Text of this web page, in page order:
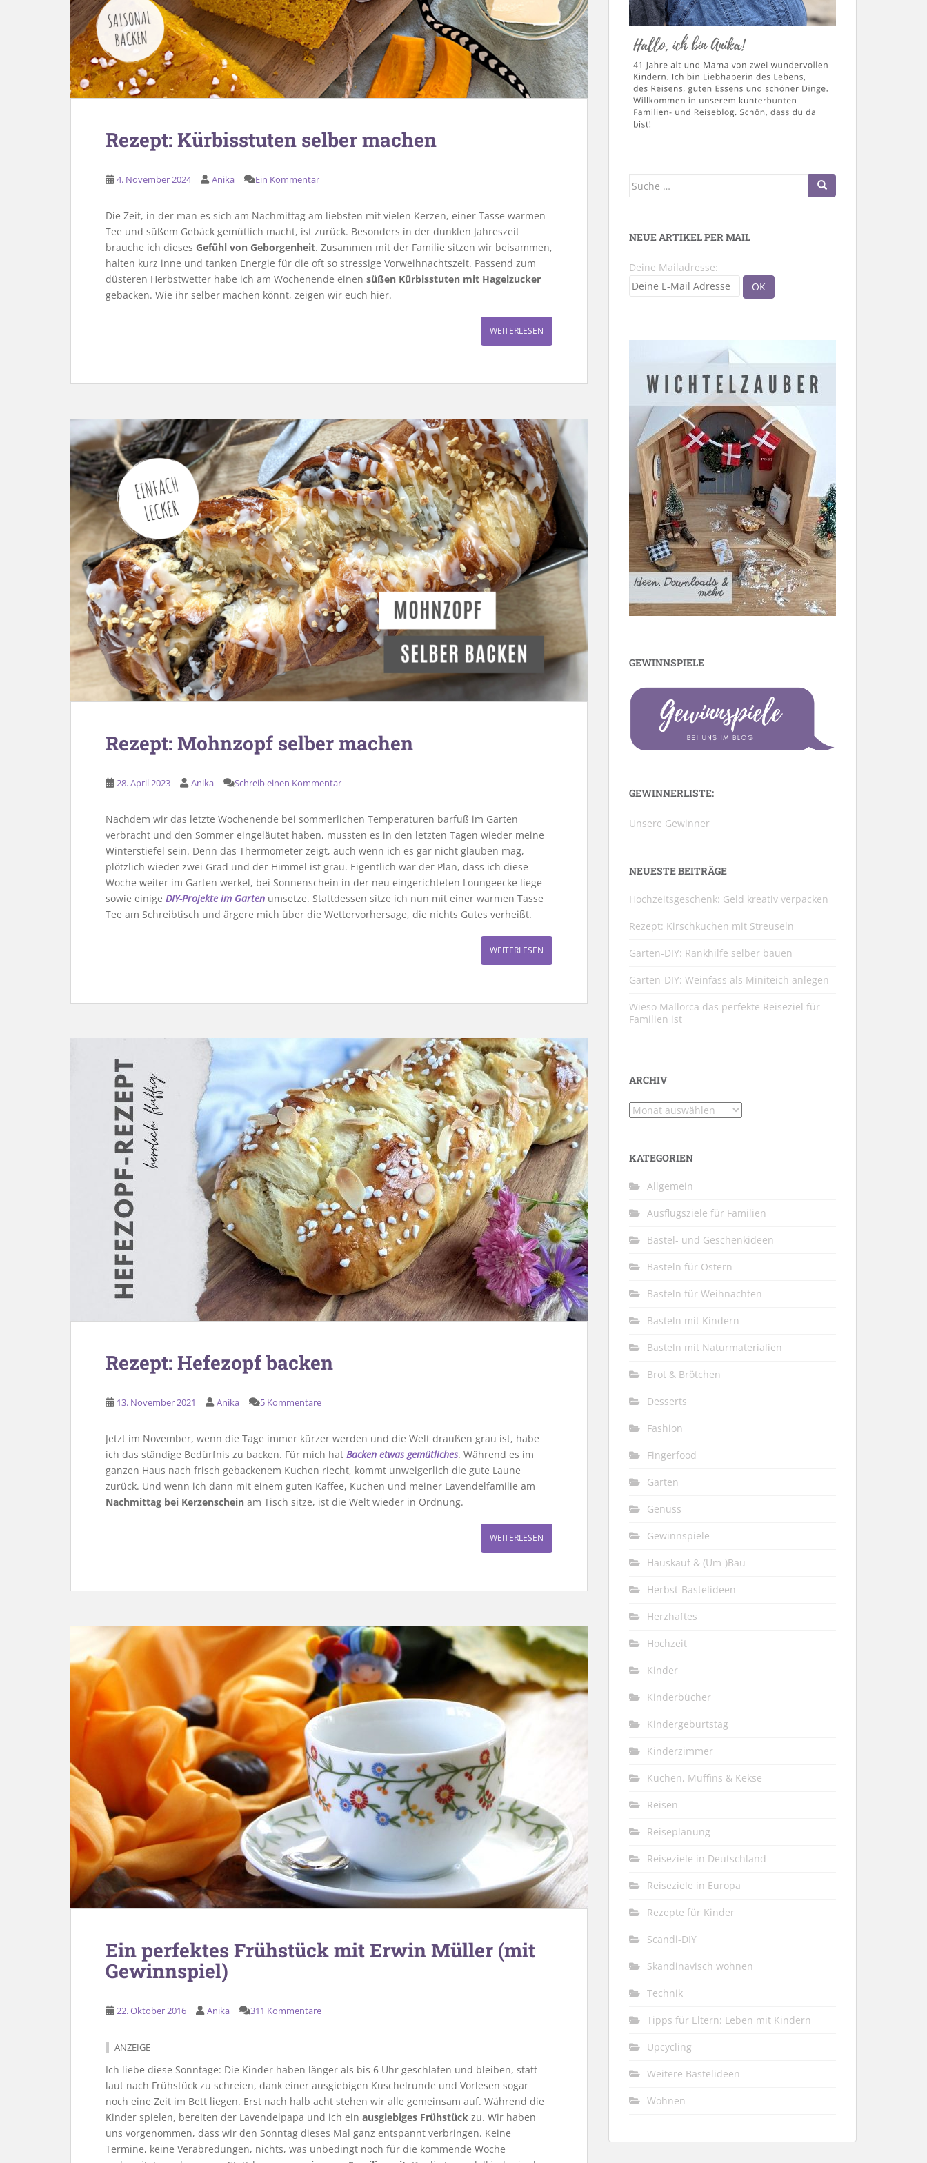
Rezept: Kürbisstuten selber machen
4. November 2024 Anika Ein Kommentar
Die Zeit, in der man es sich am Nachmittag am liebsten mit vielen Kerzen, einer Tasse warmen
Tee und süßem Gebäck gemütlich macht, ist zurück. Besonders in der dunklen Jahreszeit
brauche ich dieses Gefühl von Geborgenheit. Zusammen mit der Familie sitzen wir beisammen,
halten kurz inne und tanken Energie für die oft so stressige Vorweihnachtszeit. Passend zum
düsteren Herbstwetter habe ich am Wochenende einen süßen Kürbisstuten mit Hagelzucker
gebacken. Wie ihr selber machen könnt, zeigen wir euch hier.
WEITERLESEN
Rezept: Mohnzopf selber machen
28. April 2023 Anika Schreib einen Kommentar
Nachdem wir das letzte Wochenende bei sommerlichen Temperaturen barfuß im Garten
verbracht und den Sommer eingeläutet haben, mussten es in den letzten Tagen wieder meine
Winterstiefel sein. Denn das Thermometer zeigt, auch wenn ich es gar nicht glauben mag,
plötzlich wieder zwei Grad und der Himmel ist grau. Eigentlich war der Plan, dass ich diese
Woche weiter im Garten werkel, bei Sonnenschein in der neu eingerichteten Loungeecke liege
sowie einige DIY-Projekte im Garten umsetze. Stattdessen sitze ich nun mit einer warmen Tasse
Tee am Schreibtisch und ärgere mich über die Wettervorhersage, die nichts Gutes verheißt.
WEITERLESEN
Rezept: Hefezopf backen
13. November 2021 Anika 5 Kommentare
Jetzt im November, wenn die Tage immer kürzer werden und die Welt draußen grau ist, habe
ich das ständige Bedürfnis zu backen. Für mich hat Backen etwas gemütliches. Während es im
ganzen Haus nach frisch gebackenem Kuchen riecht, kommt unweigerlich die gute Laune
zurück. Und wenn ich dann mit einem guten Kaffee, Kuchen und meiner Lavendelfamilie am
Nachmittag bei Kerzenschein am Tisch sitze, ist die Welt wieder in Ordnung.
WEITERLESEN
Ein perfektes Frühstück mit Erwin Müller (mit
Gewinnspiel)
22. Oktober 2016 Anika 311 Kommentare
ANZEIGE
Ich liebe diese Sonntage: Die Kinder haben länger als bis 6 Uhr geschlafen und bleiben, statt
laut nach Frühstück zu schreien, dank einer ausgiebigen Kuschelrunde und Vorlesen sogar
noch eine Zeit im Bett liegen. Erst nach halb acht stehen wir alle gemeinsam auf. Während die
Kinder spielen, bereiten der Lavendelpapa und ich ein ausgiebiges Frühstück zu. Wir haben
uns vorgenommen, dass wir den Sonntag dieses Mal ganz entspannt verbringen. Keine
Termine, keine Verabredungen, nichts, was unbedingt noch für die kommende Woche
Suche
NEUE ARTIKEL PER MAIL
Deine Mailadresse:
GEWINNSPIELE
GEWINNERLISTE:
Unsere Gewinner
NEUESTE BEITRÄGE
Hochzeitsgeschenk: Geld kreativ verpacken
Rezept: Kirschkuchen mit Streuseln
Garten-DIY: Rankhilfe selber bauen
Garten-DIY: Weinfass als Miniteich anlegen
Wieso Mallorca das perfekte Reiseziel für
Familien ist
ARCHIV
Archiv
KATEGORIEN
Allgemein
Ausflugsziele für Familien
Bastel- und Geschenkideen
Basteln für Ostern
Basteln für Weihnachten
Basteln mit Kindern
Basteln mit Naturmaterialien
Brot & Brötchen
Desserts
Fashion
Fingerfood
Garten
Genuss
Gewinnspiele
Hauskauf & (Um-)Bau
Herbst-Bastelideen
Herzhaftes
Hochzeit
Kinder
Kinderbücher
Kindergeburtstag
Kinderzimmer
Kuchen, Muffins & Kekse
Reisen
Reiseplanung
Reiseziele in Deutschland
Reiseziele in Europa
Rezepte für Kinder
Scandi-DIY
Skandinavisch wohnen
Technik
Tipps für Eltern: Leben mit Kindern
Upcycling
Weitere Bastelideen
Wohnen